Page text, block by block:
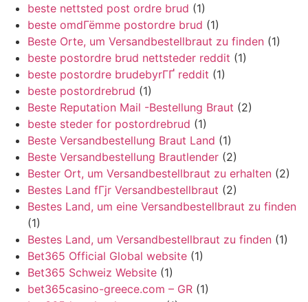
beste nettsted post ordre brud (1)
beste omdГёmme postordre brud (1)
Beste Orte, um Versandbestellbraut zu finden (1)
beste postordre brud nettsteder reddit (1)
beste postordre brudebyrГҐ reddit (1)
beste postordrebrud (1)
Beste Reputation Mail -Bestellung Braut (2)
beste steder for postordrebrud (1)
Beste Versandbestellung Braut Land (1)
Beste Versandbestellung Brautlender (2)
Bester Ort, um Versandbestellbraut zu erhalten (2)
Bestes Land fГјr Versandbestellbraut (2)
Bestes Land, um eine Versandbestellbraut zu finden
(1)
Bestes Land, um Versandbestellbraut zu finden (1)
Bet365 Official Global website (1)
Bet365 Schweiz Website (1)
bet365casino-greece.com – GR (1)